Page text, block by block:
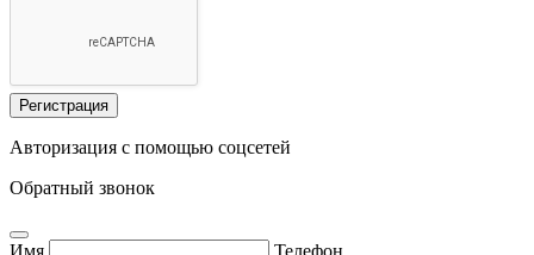
Регистрация
Авторизация с помощью соцсетей
Обратный звонок
Имя Телефон